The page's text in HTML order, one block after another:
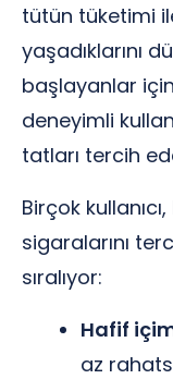
tütün tüketimi
yaşadıklarını
başlayanlar
deneyimli
tatları tercih
Birçok
sigaralarını
sıralıyor:
Hafif
az